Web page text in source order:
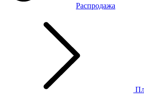
Распродажа